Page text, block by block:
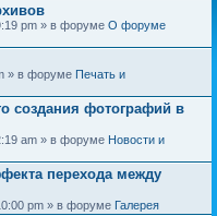
pm » в форуме О форуме
» в форуме Печать и
создания фотографий в
am » в форуме Новости и
перехода между
pm » в форуме Галерея